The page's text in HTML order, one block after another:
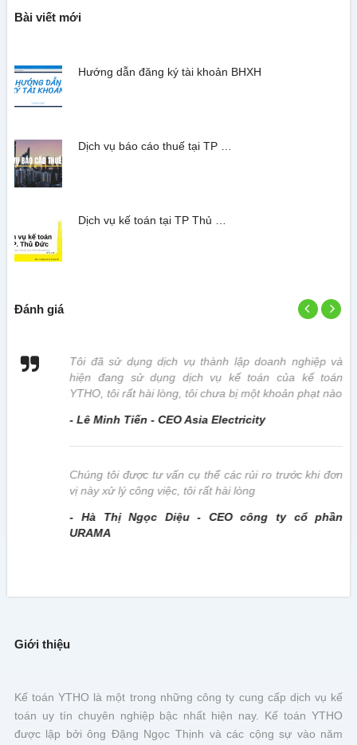
Bài viết mới
Hướng dẫn đăng ký tài khoản BHXH
Dịch vụ báo cáo thuế tại TP …
Dịch vụ kế toán tại TP Thủ …
Đánh giá
Tôi đã sử dụng dịch vụ thành lập doanh nghiệp và
hiện đang sử dụng dịch vụ kế toán của kế toán
YTHO, tôi rất hài lòng, tôi chưa bị một khoản phạt nào
- Lê Minh Tiến - CEO Asia Electricity
Chúng tôi được tư vấn cụ thể các rủi ro trước khi đơn
vị này xử lý công việc, tôi rất hài lòng
- Hà Thị Ngọc Diệu - CEO công ty cổ phần
URAMA
Giới thiệu
Kế toán YTHO là một trong những công ty cung cấp dịch vụ kế
toán uy tín chuyên nghiệp bậc nhất hiện nay. Kế toán YTHO
được lập bởi ông Đặng Ngọc Thịnh và các cộng sự vào năm